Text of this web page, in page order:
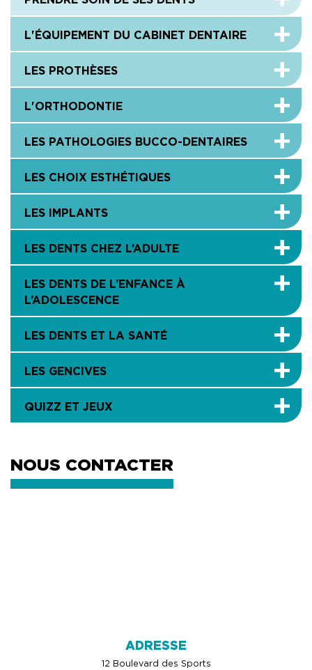
L'ÉQUIPEMENT DU CABINET DENTAIRE
LES PROTHÈSES
L'ORTHODONTIE
LES PATHOLOGIES BUCCO-DENTAIRES
LES CHOIX ESTHÉTIQUES
LES IMPLANTS
LES DENTS CHEZ L’ADULTE
LES DENTS DE L’ENFANCE À
L’ADOLESCENCE
LES DENTS ET LA SANTÉ
LES GENCIVES
QUIZZ ET JEUX
NOUS CONTACTER
ADRESSE
12 Boulevard des Sports